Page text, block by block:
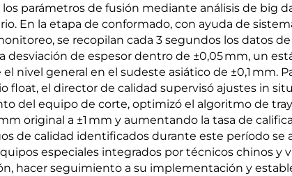
parámetros de fusión mediante análisis de big
En la etapa de conformado, con ayuda de
se recopilan cada 3 segundos los datos
desviación de espesor dentro de ±0,05 mm, un
nivel general en el sudeste asiático de ±0,1 mm.
float, el director de calidad supervisó ajustes in
del equipo de corte, optimizó el algoritmo de
original a ±1 mm y aumentando la tasa de
de calidad identificados durante este período
especiales integrados por técnicos chinos y
hacer seguimiento a su implementación y